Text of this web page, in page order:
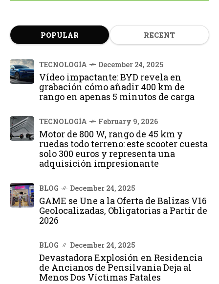
POPULAR RECENT
TECNOLOGÍA December 24, 2025
Vídeo impactante: BYD revela en
grabación cómo añadir 400 km de
rango en apenas 5 minutos de carga
TECNOLOGÍA February 9, 2026
Motor de 800 W, rango de 45 km y
ruedas todo terreno: este scooter cuesta
solo 300 euros y representa una
adquisición impresionante
BLOG December 24, 2025
GAME se Une a la Oferta de Balizas V16
Geolocalizadas, Obligatorias a Partir de
2026
BLOG December 24, 2025
Devastadora Explosión en Residencia
de Ancianos de Pensilvania Deja al
Menos Dos Víctimas Fatales